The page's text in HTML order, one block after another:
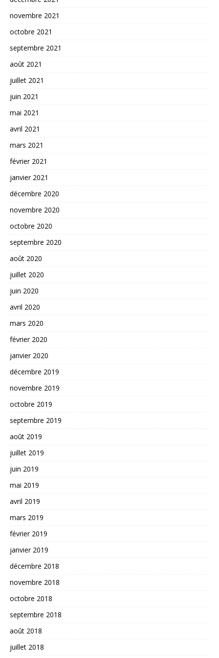
novembre 2021
octobre 2021
septembre 2021
août 2021
juillet 2021
juin 2021
mai 2021
avril 2021
mars 2021
février 2021
janvier 2021
décembre 2020
novembre 2020
octobre 2020
septembre 2020
août 2020
juillet 2020
juin 2020
avril 2020
mars 2020
février 2020
janvier 2020
décembre 2019
novembre 2019
octobre 2019
septembre 2019
août 2019
juillet 2019
juin 2019
mai 2019
avril 2019
mars 2019
février 2019
janvier 2019
décembre 2018
novembre 2018
octobre 2018
septembre 2018
août 2018
juillet 2018